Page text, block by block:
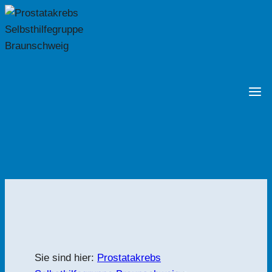
Zum
Inhalt
springen
Sie sind hier: Prostatakrebs